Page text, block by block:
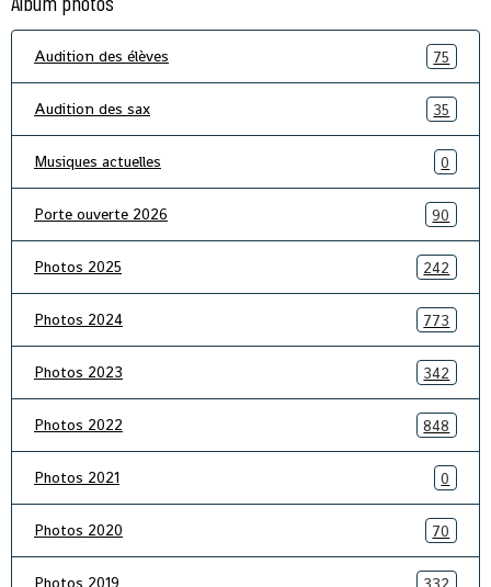
Audition des élèves 75
Audition des sax 35
Musiques actuelles 0
Porte ouverte 2026 90
Photos 2025 242
Photos 2024 773
Photos 2023 342
Photos 2022 848
Photos 2021 0
Photos 2020 70
Photos 2019